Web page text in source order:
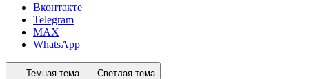
Вконтакте
Telegram
MAX
WhatsApp
Темная тема Светлая тема